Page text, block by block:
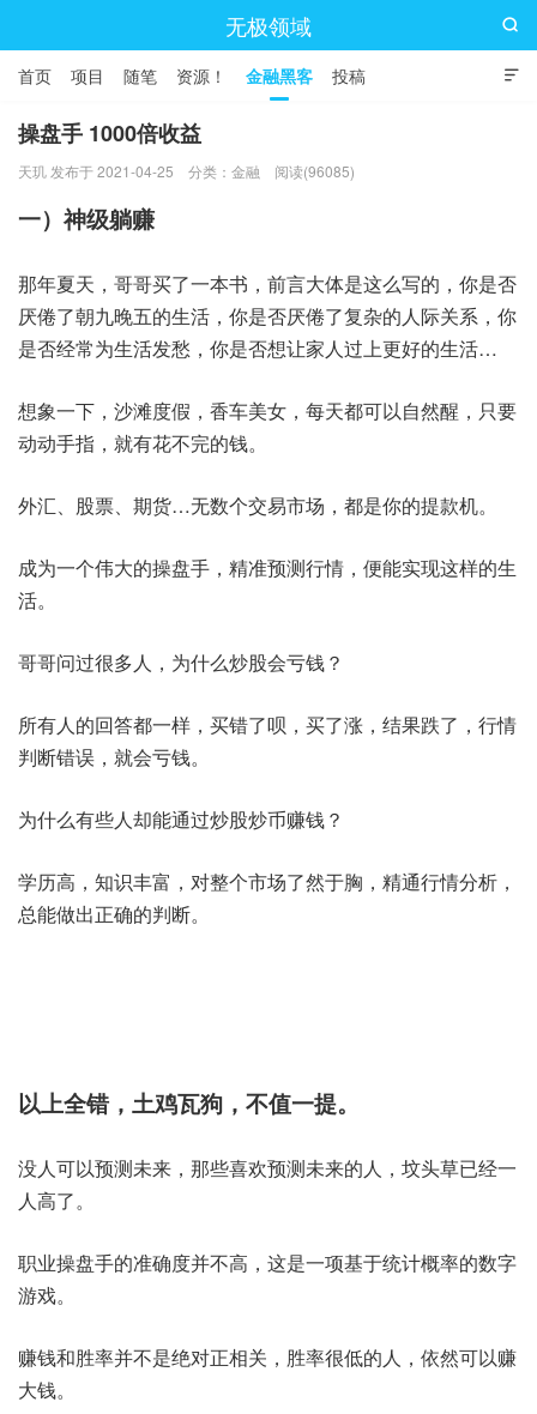
无极领域

首页 项目 随笔 资源！ 金融黑客 投稿

操盘手 1000倍收益
天玑 发布于 2021-04-25 分类： 金融 阅读(96085)
一）神级躺赚
那年夏天，哥哥买了一本书，前言大体是这么写的，你是否
厌倦了朝九晚五的生活，你是否厌倦了复杂的人际关系，你
是否经常为生活发愁，你是否想让家人过上更好的生活…
想象一下，沙滩度假，香车美女，每天都可以自然醒，只要
动动手指，就有花不完的钱。
外汇、股票、期货…无数个交易市场，都是你的提款机。
成为一个伟大的操盘手，精准预测行情，便能实现这样的生
活。
哥哥问过很多人，为什么炒股会亏钱？
所有人的回答都一样，买错了呗，买了涨，结果跌了，行情
判断错误，就会亏钱。
为什么有些人却能通过炒股炒币赚钱？
学历高，知识丰富，对整个市场了然于胸，精通行情分析，
总能做出正确的判断。
以上全错，土鸡瓦狗，不值一提。
没人可以预测未来，那些喜欢预测未来的人，坟头草已经一
人高了。
职业操盘手的准确度并不高，这是一项基于统计概率的数字
游戏。
赚钱和胜率并不是绝对正相关，胜率很低的人，依然可以赚
大钱。